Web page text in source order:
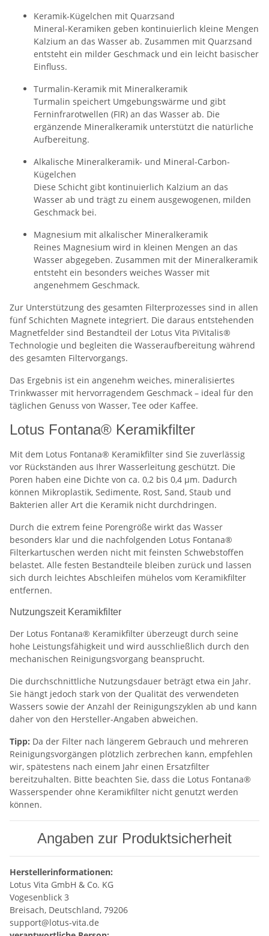
Keramik-Kügelchen mit Quarzsand
Mineral-Keramiken geben kontinuierlich kleine Mengen
Kalzium an das Wasser ab. Zusammen mit Quarzsand
entsteht ein milder Geschmack und ein leicht basischer
Einfluss.
Turmalin-Keramik mit Mineralkeramik
Turmalin speichert Umgebungswärme und gibt
Ferninfrarotwellen (FIR) an das Wasser ab. Die
ergänzende Mineralkeramik unterstützt die natürliche
Aufbereitung.
Alkalische Mineralkeramik- und Mineral-Carbon-
Kügelchen
Diese Schicht gibt kontinuierlich Kalzium an das
Wasser ab und trägt zu einem ausgewogenen, milden
Geschmack bei.
Magnesium mit alkalischer Mineralkeramik
Reines Magnesium wird in kleinen Mengen an das
Wasser abgegeben. Zusammen mit der Mineralkeramik
entsteht ein besonders weiches Wasser mit
angenehmem Geschmack.
Zur Unterstützung des gesamten Filterprozesses sind in allen
fünf Schichten Magnete integriert. Die daraus entstehenden
Magnetfelder sind Bestandteil der Lotus Vita PiVitalis®
Technologie und begleiten die Wasseraufbereitung während
des gesamten Filtervorgangs.
Das Ergebnis ist ein angenehm weiches, mineralisiertes
Trinkwasser mit hervorragendem Geschmack – ideal für den
täglichen Genuss von Wasser, Tee oder Kaffee.
Lotus Fontana® Keramikfilter
Mit dem Lotus Fontana® Keramikfilter sind Sie zuverlässig
vor Rückständen aus Ihrer Wasserleitung geschützt. Die
Poren haben eine Dichte von ca. 0,2 bis 0,4 µm. Dadurch
können Mikroplastik, Sedimente, Rost, Sand, Staub und
Bakterien aller Art die Keramik nicht durchdringen.
Durch die extrem feine Porengröße wirkt das Wasser
besonders klar und die nachfolgenden Lotus Fontana®
Filterkartuschen werden nicht mit feinsten Schwebstoffen
belastet. Alle festen Bestandteile bleiben zurück und lassen
sich durch leichtes Abschleifen mühelos vom Keramikfilter
entfernen.
Nutzungszeit Keramikfilter
Der Lotus Fontana® Keramikfilter überzeugt durch seine
hohe Leistungsfähigkeit und wird ausschließlich durch den
mechanischen Reinigungsvorgang beansprucht.
Die durchschnittliche Nutzungsdauer beträgt etwa ein Jahr.
Sie hängt jedoch stark von der Qualität des verwendeten
Wassers sowie der Anzahl der Reinigungszyklen ab und kann
daher von den Hersteller-Angaben abweichen.
Tipp: Da der Filter nach längerem Gebrauch und mehreren
Reinigungsvorgängen plötzlich zerbrechen kann, empfehlen
wir, spätestens nach einem Jahr einen Ersatzfilter
bereitzuhalten. Bitte beachten Sie, dass die Lotus Fontana®
Wasserspender ohne Keramikfilter nicht genutzt werden
können.
Angaben zur Produktsicherheit
Herstellerinformationen:
Lotus Vita GmbH & Co. KG
Vogesenblick 3
Breisach, Deutschland, 79206
support@lotus-vita.de